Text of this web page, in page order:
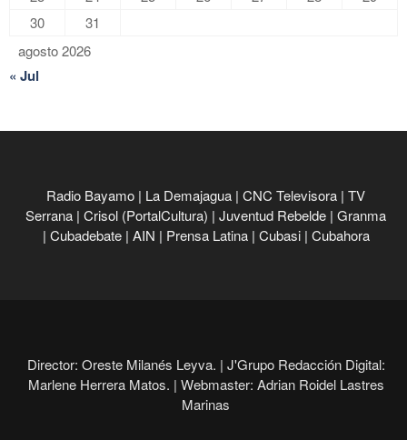
agosto 2026
30
31
« Jul
Radio Bayamo | La Demajagua | CNC Televisora | TV
Serrana | Crisol (PortalCultura) | Juventud Rebelde | Granma
| Cubadebate | AIN | Prensa Latina | Cubasi | Cubahora
Director: Oreste Milanés Leyva. | J'Grupo Redacción Digital:
Marlene Herrera Matos. | Webmaster: Adrian Roidel Lastres
Marinas